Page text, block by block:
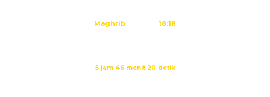
Maghrib 18:18
5 jam 46 menit 19 detik